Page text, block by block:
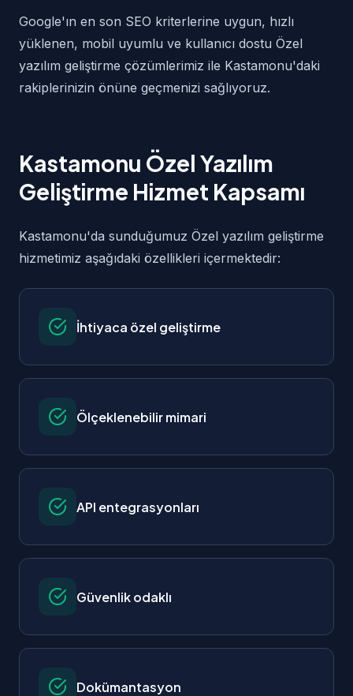
Google'ın en son SEO kriterlerine uygun, hızlı
yüklenen, mobil uyumlu ve kullanıcı dostu Özel
yazılım geliştirme çözümlerimiz ile Kastamonu'daki
rakiplerinizin önüne geçmenizi sağlıyoruz.
Kastamonu Özel Yazılım
Geliştirme Hizmet Kapsamı
Kastamonu'da sunduğumuz Özel yazılım geliştirme
hizmetimiz aşağıdaki özellikleri içermektedir:
İhtiyaca özel geliştirme
Ölçeklenebilir mimari
API entegrasyonları
Güvenlik odaklı
Dokümantasyon